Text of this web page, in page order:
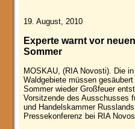
19. August, 2010
Experte warnt vor
Sommer
MOSKAU, (RIA Novosti). Die
Waldgebiete müssen
Sommer wieder Großfeuer
Vorsitzende des Ausschusses
und Handelskammer
Pressekonferenz bei RIA